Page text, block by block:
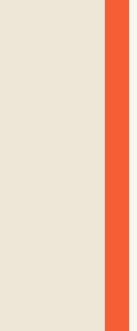
– 3-4
de gamme
équilibrée
marque
fluide et